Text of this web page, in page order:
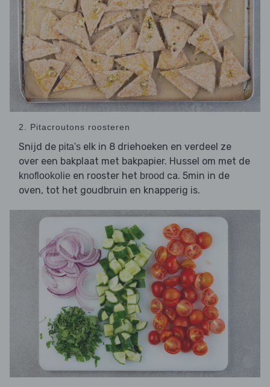
2. Pitacroutons roosteren
Snijd de pita's elk in 8 driehoeken en verdeel ze
over een bakplaat met bakpapier. Hussel om met de
knoflookolie en rooster het brood ca. 5min in de
oven, tot het goudbruin en knapperig is.